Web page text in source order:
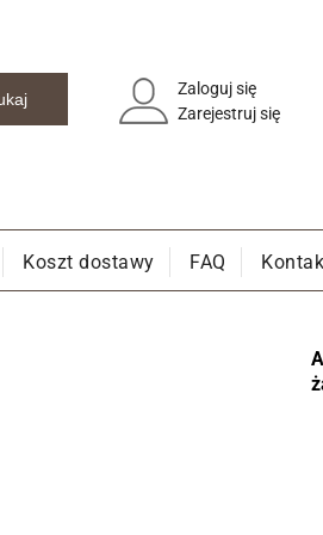
Zaloguj się
Zarejestruj się
Koszt dostawy FAQ